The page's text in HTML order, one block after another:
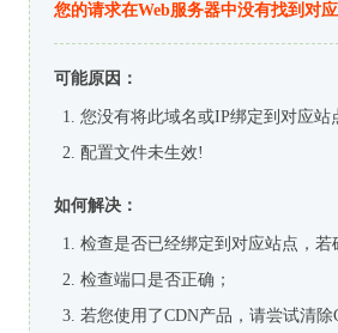
您的请求在Web服务器中没有找到对
可能原因：
您没有将此域名或IP绑定到对应站
配置文件未生效!
如何解决：
检查是否已经绑定到对应站点，
检查端口是否正确；
若您使用了CDN产品，请尝试清除